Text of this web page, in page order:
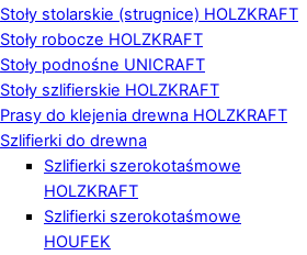
Stoły stolarskie (strugnice) HOLZKRAFT
Stoły robocze HOLZKRAFT
Stoły podnośne UNICRAFT
Stoły szlifierskie HOLZKRAFT
Prasy do klejenia drewna HOLZKRAFT
Szlifierki do drewna
Szlifierki szerokotaśmowe
HOLZKRAFT
Szlifierki szerokotaśmowe
HOUFEK